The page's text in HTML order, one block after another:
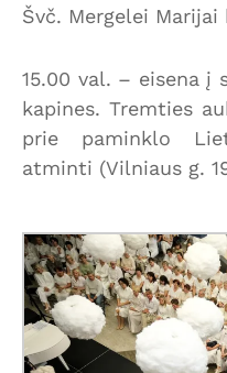
Švč. Mergelei
15.00 val. – eisena į
kapines. Tremties
prie paminklo
atminti (Vilniaus g.